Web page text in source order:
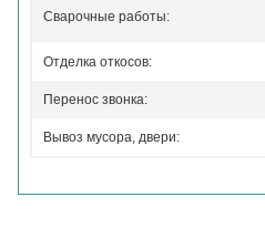
Сварочные работы:
Отделка откосов:
Перенос звонка:
Вывоз мусора, двери: